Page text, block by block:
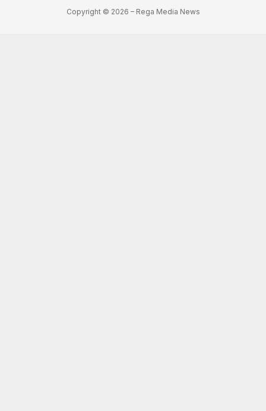
Copyright © 2026 – Rega Media News